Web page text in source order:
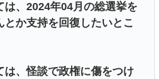
は、2024年04月の総選挙を
とか支持を回復したいとこ
は、怪談で政権に傷をつけ